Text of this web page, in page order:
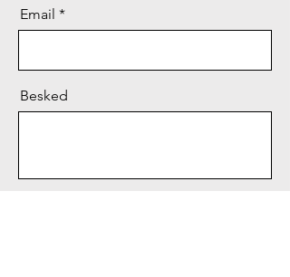
Email
Besked